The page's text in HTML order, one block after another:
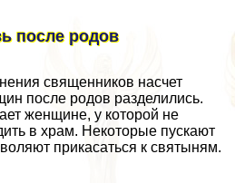
после родов
священников насчет
после родов разделились.
женщине, у которой не
в храм. Некоторые пускают
прикасаться к святыням.